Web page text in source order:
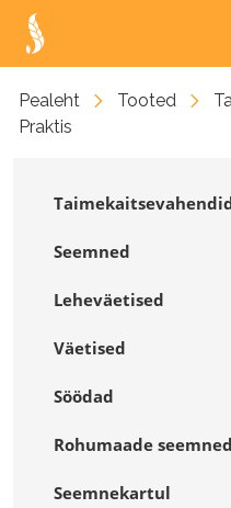
Pealeht Tooted
Praktis
Seemned
Leheväetised
Väetised
Söödad
Rohumaade seemned
Seemnekartul